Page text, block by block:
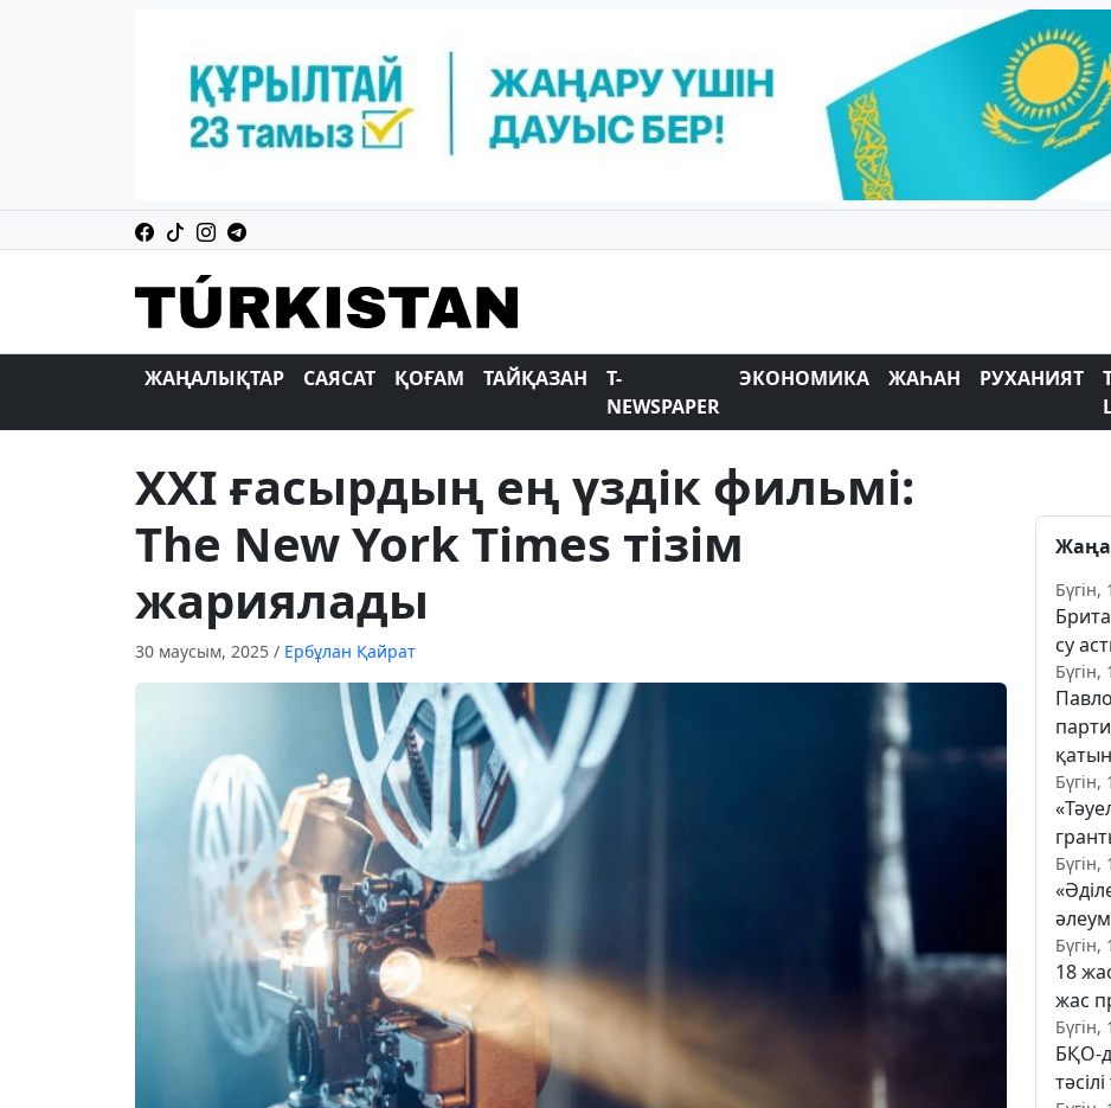
ЖАҢАЛЫҚТАР САЯСАТ ҚОҒАМ ТАЙҚАЗАН
T-
NEWSPAPER
ЭКОНОМИКА ЖАҺАН РУХАНИЯТ
XXI ғасырдың ең үздік фильмі:
The New York Times тізім
жариялады
30 маусым, 2025 / Ербұлан Қайрат
Бүгін,
су
Бүгін,
Бүгін,
Бүгін,
Бүгін,
18
жас
Бүгін,
БҚО-